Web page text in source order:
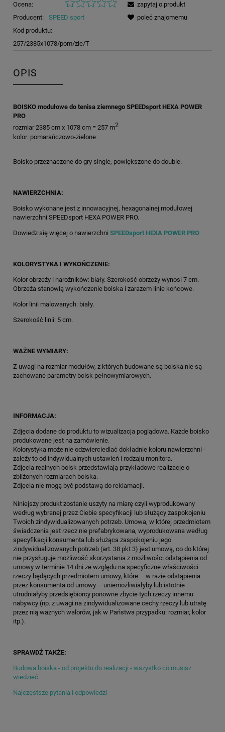
Ocena:
Producent:
SPEED sport
Kod produktu:
257/2385x1078/pom/zie/T
zapytaj o produkt
poleć znajomemu
OPIS
BOISKO modułowe do tenisa ziemnego SPEEDsport HEXA POWER
PRO
rozmiar 2385 cm x 1078 cm = 257 m2
kolor: pomarańczowo-zielone
Boisko przeznaczone do gry single, powiększone do double.
NAWIERZCHNIA:
Boisko wykonane jest z innowacyjnej, hexagonalnej modułowej
nawierzchni SPEEDsport HEXA POWER PRO.
Dowiedz się więcej o nawierzchni SPEEDsport HEXA POWER PRO
KOLORYSTYKA I WYKOŃCZENIE:
Kolor obrzeży i narożników: biały. Szerokość obrzeży wynosi 7 cm.
Obrzeża stanowią wykończenie boiska i zarazem linie końcowe.
Kolor linii malowanych: biały.
Szerokość linii: 5 cm.
WAŻNE WYMIARY:
Z uwagi na rozmiar modułów, z których budowane są boiska nie są
zachowane parametry boisk pełnowymiarowych.
INFORMACJA:
Zdjęcia dodane do produktu to wizualizacja poglądowa. Każde boisko
produkowane jest na zamówienie.
Kolorystyka może nie odzwierciedlać dokładnie koloru nawierzchni -
zależy to od indywidualnych ustawień i rodzaju monitora.
Zdjęcia realnych boisk przedstawiają przykładowe realizacje o
zbliżonych rozmiarach boiska.
Zdjęcia nie mogą być podstawą do reklamacji.
Niniejszy produkt zostanie uszyty na miarę czyli wyprodukowany
według wybranej przez Ciebie specyfikacji lub służący zaspokojeniu
Twoich zindywidualizowanych potrzeb. Umowa, w której przedmiotem
świadczenia jest rzecz nie prefabrykowana, wyprodukowana według
specyfikacji konsumenta lub służąca zaspokojeniu jego
zindywidualizowanych potrzeb (art. 38 pkt 3) jest umową, co do której
nie przysługuje możliwość skorzystania z możliwości odstąpienia od
umowy w terminie 14 dni ze względu na specyficzne właściwości
rzeczy będących przedmiotem umowy, które – w razie odstąpienia
przez konsumenta od umowy – uniemożliwiałyby lub istotnie
utrudniałyby przedsiębiorcy ponowne zbycie tych rzeczy innemu
nabywcy (np. z uwagi na zindywidualizowane cechy rzeczy lub utratę
przez nią ważnych walorów, jak w Państwa przypadku: rozmiar, kolor
itp.).
SPRAWDŹ TAKŻE:
Budowa boiska - od projektu do realizacji - wszystko co musisz
wiedzieć
Najczęstsze pytania i odpowiedzi